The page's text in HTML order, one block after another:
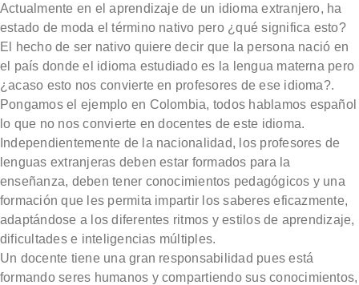
Actualmente en el aprendizaje de un idioma extranjero, ha
estado de moda el término nativo pero ¿qué significa esto?
El hecho de ser nativo quiere decir que la persona nació en
el país donde el idioma estudiado es la lengua materna pero
¿acaso esto nos convierte en profesores de ese idioma?.
Pongamos el ejemplo en Colombia, todos hablamos español
lo que no nos convierte en docentes de este idioma.
Independientemente de la nacionalidad, los profesores de
lenguas extranjeras deben estar formados para la
enseñanza, deben tener conocimientos pedagógicos y una
formación que les permita impartir los saberes eficazmente,
adaptándose a los diferentes ritmos y estilos de aprendizaje,
dificultades e inteligencias múltiples.
Un docente tiene una gran responsabilidad pues está
formando seres humanos y compartiendo sus conocimientos,